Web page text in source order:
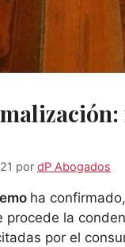
por dP Abogados
ha
procede la
por el